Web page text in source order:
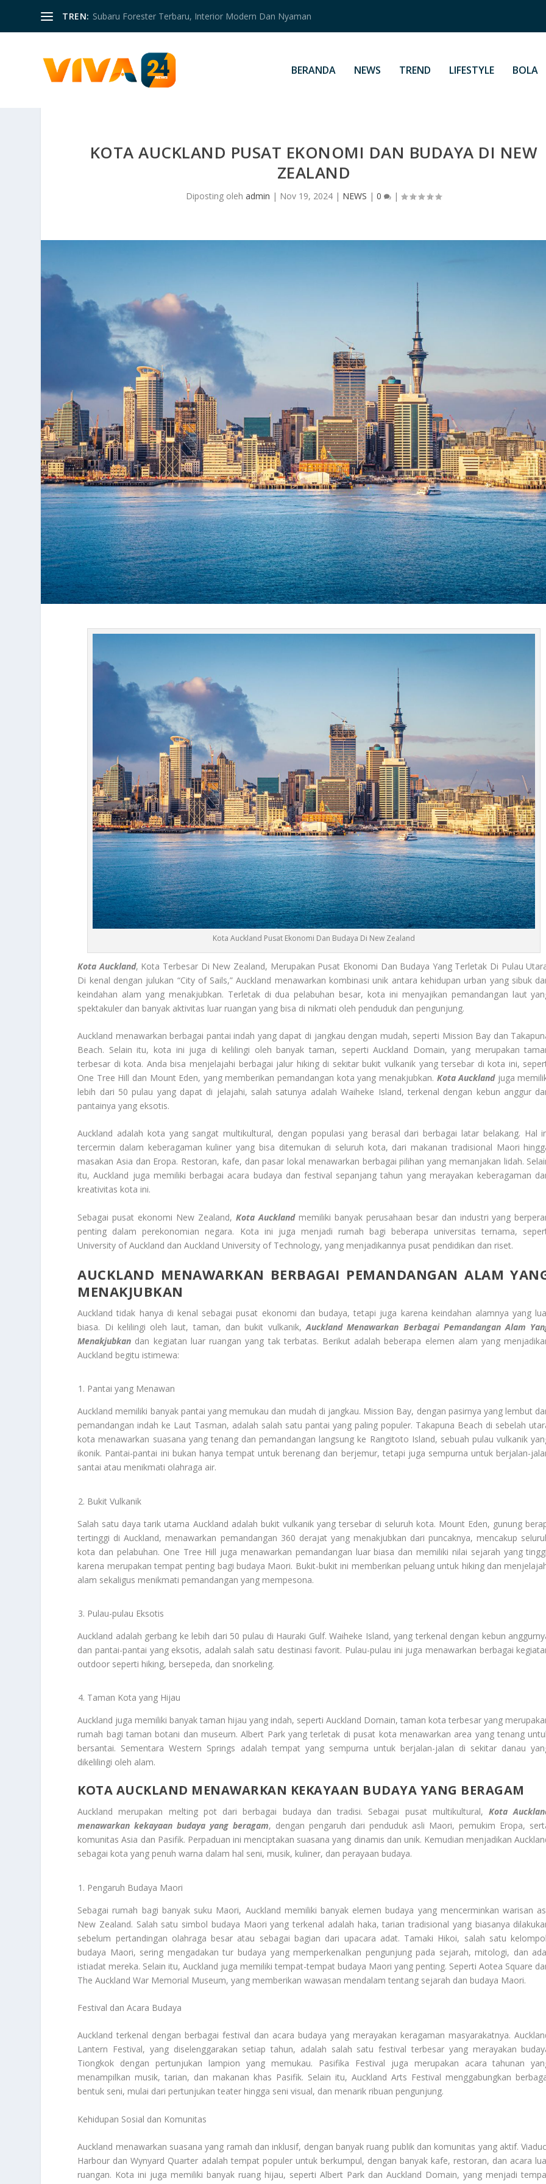
TREN: Subaru Forester Terbaru, Interior Modern Dan Nyaman
BERANDA NEWS TREND LIFESTYLE BOLA
KOTA AUCKLAND PUSAT EKONOMI DAN BUDAYA DI NEW
ZEALAND
Diposting olehadmin | Nov 19, 2024 | NEWS |0 |
Kota Auckland Pusat Ekonomi Dan Budaya Di New Zealand
Kota Auckland, Kota Terbesar Di New Zealand, Merupakan Pusat Ekonomi Dan Budaya Yang Terletak Di Pulau
Di kenal dengan julukan “City of Sails,” Auckland menawarkan kombinasi unik antara kehidupan urban yang sibuk
keindahan alam yang menakjubkan. Terletak di dua pelabuhan besar, kota ini menyajikan pemandangan laut
spektakuler dan banyak aktivitas luar ruangan yang bisa di nikmati oleh penduduk dan pengunjung.
Auckland menawarkan berbagai pantai indah yang dapat di jangkau dengan mudah, seperti Mission Bay dan
Beach. Selain itu, kota ini juga di kelilingi oleh banyak taman, seperti Auckland Domain, yang merupakan
terbesar di kota. Anda bisa menjelajahi berbagai jalur hiking di sekitar bukit vulkanik yang tersebar di kota ini,
One Tree Hill dan Mount Eden, yang memberikan pemandangan kota yang menakjubkan. Kota Aucklandjuga
lebih dari 50 pulau yang dapat di jelajahi, salah satunya adalah Waiheke Island, terkenal dengan kebun anggur
pantainya yang eksotis.
Auckland adalah kota yang sangat multikultural, dengan populasi yang berasal dari berbagai latar belakang. Hal
tercermin dalam keberagaman kuliner yang bisa ditemukan di seluruh kota, dari makanan tradisional Maori
masakan Asia dan Eropa. Restoran, kafe, dan pasar lokal menawarkan berbagai pilihan yang memanjakan lidah.
itu, Auckland juga memiliki berbagai acara budaya dan festival sepanjang tahun yang merayakan keberagaman
kreativitas kota ini.
Sebagai pusat ekonomi New Zealand, Kota Aucklandmemiliki banyak perusahaan besar dan industri yang
penting dalam perekonomian negara. Kota ini juga menjadi rumah bagi beberapa universitas ternama,
University of Auckland dan Auckland University of Technology, yang menjadikannya pusat pendidikan dan riset.
AUCKLAND MENAWARKAN BERBAGAI PEMANDANGAN ALAM
MENAKJUBKAN
Auckland tidak hanya di kenal sebagai pusat ekonomi dan budaya, tetapi juga karena keindahan alamnya yang
biasa. Di kelilingi oleh laut, taman, dan bukit vulkanik,Auckland Menawarkan Berbagai Pemandangan Alam
Menakjubkan dan kegiatan luar ruangan yang tak terbatas. Berikut adalah beberapa elemen alam yang
Auckland begitu istimewa:
Pantai yang Menawan
Auckland memiliki banyak pantai yang memukau dan mudah di jangkau. Mission Bay, dengan pasirnya yang lembut
pemandangan indah ke Laut Tasman, adalah salah satu pantai yang paling populer. Takapuna Beach di sebelah
kota menawarkan suasana yang tenang dan pemandangan langsung ke Rangitoto Island, sebuah pulau vulkanik
ikonik. Pantai-pantai ini bukan hanya tempat untuk berenang dan berjemur, tetapi juga sempurna untuk berjalan-
santai atau menikmati olahraga air.
Bukit Vulkanik
Salah satu daya tarik utama Auckland adalah bukit vulkanik yang tersebar di seluruh kota. Mount Eden, gunung
tertinggi di Auckland, menawarkan pemandangan 360 derajat yang menakjubkan dari puncaknya, mencakup
kota dan pelabuhan. One Tree Hill juga menawarkan pemandangan luar biasa dan memiliki nilai sejarah yang
karena merupakan tempat penting bagi budaya Maori. Bukit-bukit ini memberikan peluang untuk hiking dan
alam sekaligus menikmati pemandangan yang mempesona.
Pulau-pulau Eksotis
Auckland adalah gerbang ke lebih dari 50 pulau di Hauraki Gulf. Waiheke Island, yang terkenal dengan kebun
dan pantai-pantai yang eksotis, adalah salah satu destinasi favorit. Pulau-pulau ini juga menawarkan berbagai
outdoor seperti hiking, bersepeda, dan snorkeling.
Taman Kota yang Hijau
Auckland juga memiliki banyak taman hijau yang indah, seperti Auckland Domain, taman kota terbesar yang
rumah bagi taman botani dan museum. Albert Park yang terletak di pusat kota menawarkan area yang tenang
bersantai. Sementara Western Springs adalah tempat yang sempurna untuk berjalan-jalan di sekitar danau
dikelilingi oleh alam.
KOTA AUCKLAND MENAWARKAN KEKAYAAN BUDAYA YANG BERAGAM
Auckland merupakan melting pot dari berbagai budaya dan tradisi. Sebagai pusat multikultural,Kota
menawarkan kekayaan budaya yang beragam, dengan pengaruh dari penduduk asli Maori, pemukim Eropa,
komunitas Asia dan Pasifik. Perpaduan ini menciptakan suasana yang dinamis dan unik. Kemudian menjadikan
sebagai kota yang penuh warna dalam hal seni, musik, kuliner, dan perayaan budaya.
Pengaruh Budaya Maori
Sebagai rumah bagi banyak suku Maori, Auckland memiliki banyak elemen budaya yang mencerminkan warisan
New Zealand. Salah satu simbol budaya Maori yang terkenal adalah haka, tarian tradisional yang biasanya
sebelum pertandingan olahraga besar atau sebagai bagian dari upacara adat. Tamaki Hikoi, salah satu
budaya Maori, sering mengadakan tur budaya yang memperkenalkan pengunjung pada sejarah, mitologi, dan
istiadat mereka. Selain itu, Auckland juga memiliki tempat-tempat budaya Maori yang penting. Seperti Aotea Square
The Auckland War Memorial Museum, yang memberikan wawasan mendalam tentang sejarah dan budaya Maori.
Festival dan Acara Budaya
Auckland terkenal dengan berbagai festival dan acara budaya yang merayakan keragaman masyarakatnya.
Lantern Festival, yang diselenggarakan setiap tahun, adalah salah satu festival terbesar yang merayakan
Tiongkok dengan pertunjukan lampion yang memukau. Pasifika Festival juga merupakan acara tahunan
menampilkan musik, tarian, dan makanan khas Pasifik. Selain itu, Auckland Arts Festival menggabungkan
bentuk seni, mulai dari pertunjukan teater hingga seni visual, dan menarik ribuan pengunjung.
Kehidupan Sosial dan Komunitas
Auckland menawarkan suasana yang ramah dan inklusif, dengan banyak ruang publik dan komunitas yang aktif.
Harbour dan Wynyard Quarter adalah tempat populer untuk berkumpul, dengan banyak kafe, restoran, dan acara
ruangan. Kota ini juga memiliki banyak ruang hijau, seperti Albert Park dan Auckland Domain, yang menjadi